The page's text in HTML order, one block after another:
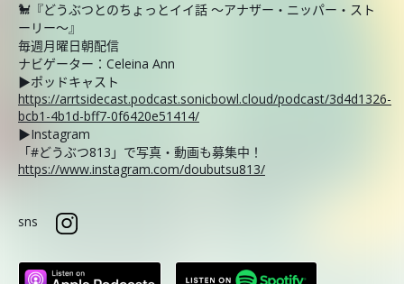
🐩『どうぶつとのちょっとイイ話 ～アナザー・ニッパー・スト
ーリー～』
毎週月曜日朝配信
ナビゲーター：Celeina Ann
▶ポッドキャスト
https://arrtsidecast.podcast.sonicbowl.cloud/podcast/3d4d1326-
bcb1-4b1d-bff7-0f6420e51414/
▶Instagram
「#どうぶつ813」で写真・動画も募集中！
https://www.instagram.com/doubutsu813/
sns